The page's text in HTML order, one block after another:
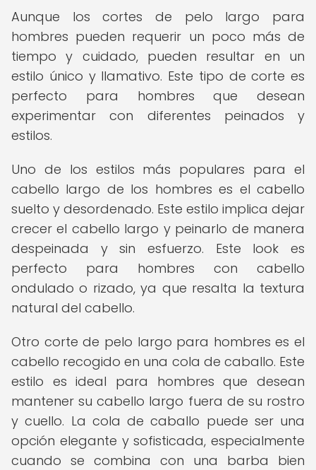
Aunque los cortes de pelo largo para
hombres pueden requerir un poco más de
tiempo y cuidado, pueden resultar en un
estilo único y llamativo. Este tipo de corte es
perfecto para hombres que desean
experimentar con diferentes peinados y
estilos.
Uno de los estilos más populares para el
cabello largo de los hombres es el cabello
suelto y desordenado. Este estilo implica dejar
crecer el cabello largo y peinarlo de manera
despeinada y sin esfuerzo. Este look es
perfecto para hombres con cabello
ondulado o rizado, ya que resalta la textura
natural del cabello.
Otro corte de pelo largo para hombres es el
cabello recogido en una cola de caballo. Este
estilo es ideal para hombres que desean
mantener su cabello largo fuera de su rostro
y cuello. La cola de caballo puede ser una
opción elegante y sofisticada, especialmente
cuando se combina con una barba bien